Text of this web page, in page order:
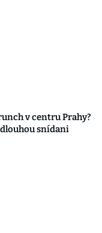
v centru Prahy?
snídani